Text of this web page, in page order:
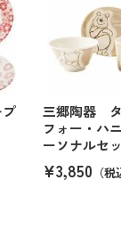
三郷陶器
フォー・ハ
ーソナルセ
¥3,850 （